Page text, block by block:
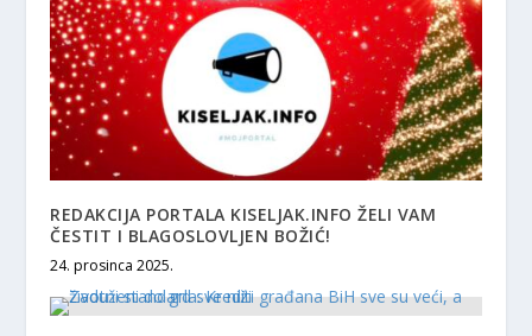
REDAKCIJA PORTALA KISELJAK.INFO ŽELI VAM
ČESTIT I BLAGOSLOVLJEN BOŽIĆ!
24. prosinca 2025.